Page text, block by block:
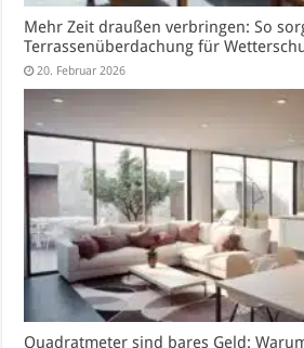
Mehr Zeit draußen verbringen: So
Terrassenüberdachung für
20. Februar 2026
Quadratmeter sind bares Geld: